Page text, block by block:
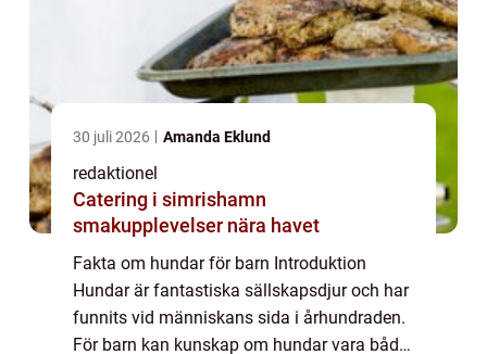
30 juli 2026 Amanda Eklund
redaktionel
Catering i simrishamn
smakupplevelser nära havet
Fakta om hundar för barn Introduktion
Hundar är fantastiska sällskapsdjur och har
funnits vid människans sida i århundraden.
För barn kan kunskap om hundar vara både